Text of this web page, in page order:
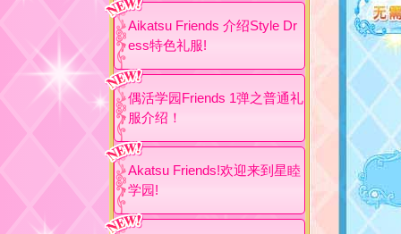
Aikatsu Friends 介绍Style Dr
ess特色礼服!
偶活学园Friends 1弹之普通礼
服介绍！
Akatsu Friends!欢迎来到星睦
学园!